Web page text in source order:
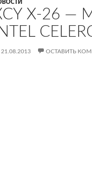
X-26
INTEL
21.08.2013 ОСТАВИТЬ